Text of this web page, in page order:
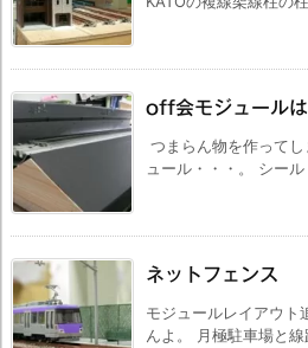
off会モジュール
つまらん物を作って
ュール・・・。 シー
ネットフェンス
モジュールレイアウト
んよ。 月極駐車場と